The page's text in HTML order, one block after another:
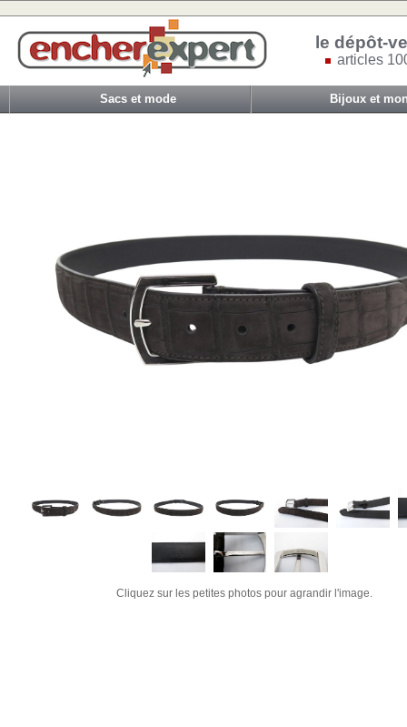
le dépôt-
articles
Sacs et mode Bijoux et
Cliquez sur les petites photos pour agrandir l'image.